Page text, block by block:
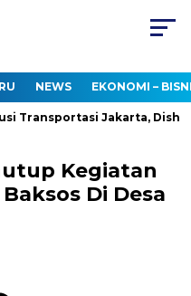
NEWS EKONOMI –
Jakarta, Dishub
Kegiatan
Di Desa